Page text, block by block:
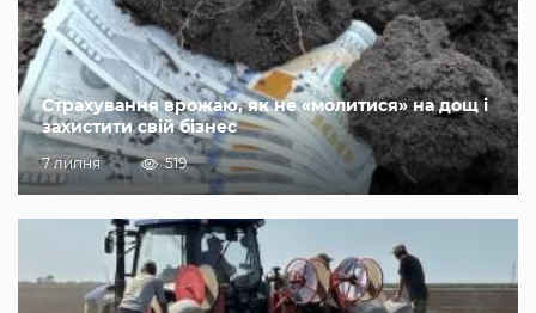
Страхування врожаю, як не «молитися» на дощ і
захистити свій бізнес
7 липня 519